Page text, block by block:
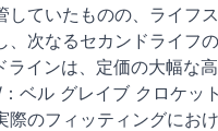
ていたものの、ライフ
次なるセカンドライフ
インは、定価の大幅な
ベル グレイブ クロケッ
のフィッティングにお